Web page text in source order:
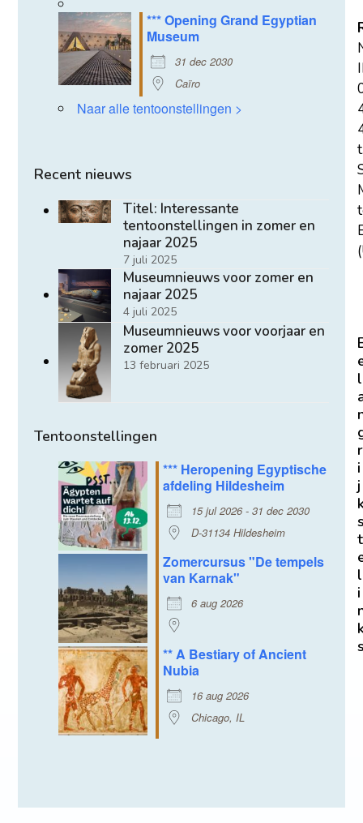
*** Opening Grand Egyptian
Museum
31 dec 2030
Caïro
Naar alle tentoonstellingen >
Recent nieuws
Titel: Interessante
tentoonstellingen in zomer en
najaar 2025
7 juli 2025
Museumnieuws voor zomer en
najaar 2025
4 juli 2025
Museumnieuws voor voorjaar en
zomer 2025
13 februari 2025
Tentoonstellingen
*** Heropening Egyptische
afdeling Hildesheim
15 jul 2026 - 31 dec 2030
D-31134 Hildesheim
Zomercursus "De tempels
van Karnak"
6 aug 2026
** A Bestiary of Ancient
Nubia
16 aug 2026
Chicago, IL
l
r
i
j
t
l
i